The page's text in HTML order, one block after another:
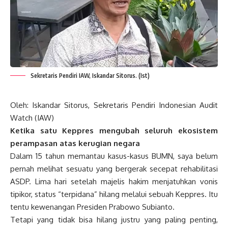
Sekretaris Pendiri IAW, Iskandar Sitorus. (Ist)
Oleh: Iskandar Sitorus, Sekretaris Pendiri Indonesian Audit
Watch (IAW)
Ketika satu Keppres mengubah seluruh ekosistem
perampasan atas kerugian negara
Dalam 15 tahun memantau kasus-kasus BUMN, saya belum
pernah melihat sesuatu yang bergerak secepat rehabilitasi
ASDP. Lima hari setelah majelis hakim menjatuhkan vonis
tipikor, status “terpidana” hilang melalui sebuah Keppres. Itu
tentu kewenangan Presiden Prabowo Subianto.
Tetapi yang tidak bisa hilang justru yang paling penting,